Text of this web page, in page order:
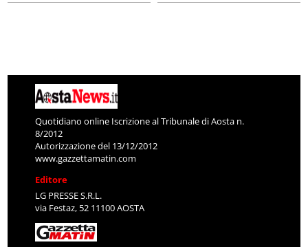
Quotidiano online Iscrizione al Tribunale di Aosta n.
8/2012
Autorizzazione del 13/12/2012
www.gazzettamatin.com
Editore
LG PRESSE S.R.L.
via Festaz, 52 11100 AOSTA